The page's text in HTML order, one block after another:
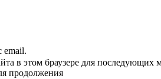
email.
в этом браузере для последующих
продолжения